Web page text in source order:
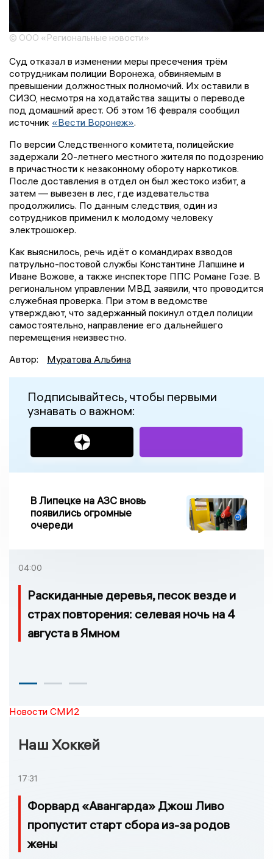
© ООО «Региональные новости»
Суд отказал в изменении меры пресечения трём
сотрудникам полиции Воронежа, обвиняемым в
превышении должностных полномочий. Их оставили в
СИЗО, несмотря на ходатайства защиты о переводе
под домашний арест. Об этом 16 февраля сообщил
источник «Вести Воронеж».
По версии Следственного комитета, полицейские
задержали 20-летнего местного жителя по подозрению
в причастности к незаконному обороту наркотиков.
После доставления в отдел он был жестоко избит, а
затем — вывезен в лес, где издевательства
продолжились. По данным следствия, один из
сотрудников применил к молодому человеку
электрошокер.
Как выяснилось, речь идёт о командирах взводов
патрульно-постовой службы Константине Лапшине и
Иване Вожове, а также инспекторе ППС Романе Гозе. В
региональном управлении МВД заявили, что проводится
служебная проверка. При этом в ведомстве
утверждают, что задержанный покинул отдел полиции
самостоятельно, направление его дальнейшего
перемещения неизвестно.
Автор:
Муратова Альбина
Подписывайтесь, чтобы первыми
узнавать о важном:
В Липецке на АЗС вновь
появились огромные
очереди
04:00
Раскиданные деревья, песок везде и
страх повторения: селевая ночь на 4
августа в Ямном
Новости СМИ2
Наш Хоккей
17:31
Форвард «Авангарда» Джош Ливо
пропустит старт сбора из-за родов
жены